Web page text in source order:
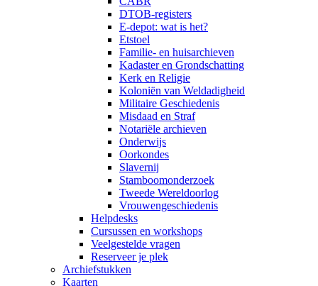
DTOB-registers
E-depot: wat is het?
Etstoel
Familie- en huisarchieven
Kadaster en Grondschatting
Kerk en Religie
Koloniën van Weldadigheid
Militaire Geschiedenis
Misdaad en Straf
Notariële archieven
Onderwijs
Oorkondes
Slavernij
Stamboomonderzoek
Tweede Wereldoorlog
Vrouwengeschiedenis
Helpdesks
Cursussen en workshops
Veelgestelde vragen
Reserveer je plek
Archiefstukken
Kaarten